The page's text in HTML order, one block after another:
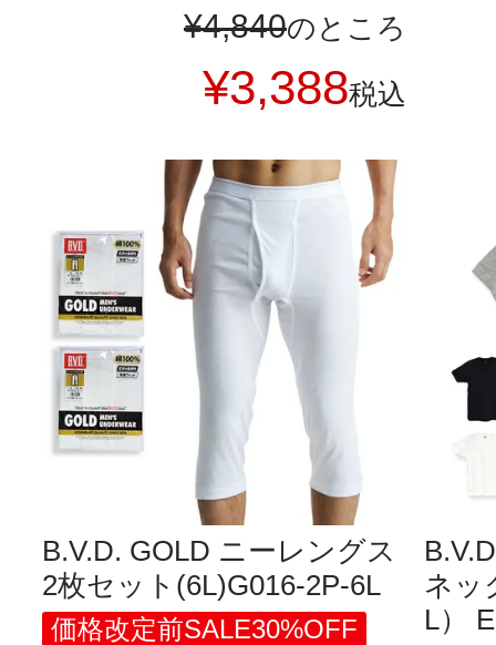
¥4,840のところ
¥3,388税込
B.V.D. GOLD ニーレングス
2枚セット(6L)G016-2P-6L
価格改定前SALE30%OFF
ネッ
L）